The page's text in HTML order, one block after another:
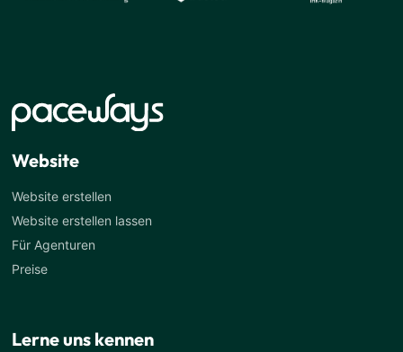
Website
Website erstellen
Website erstellen lassen
Für Agenturen
Preise
Lerne uns kennen